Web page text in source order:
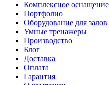
Комплексное оснащение
Портфолио
Оборудование для залов
Умные тренажеры
Производство
Блог
Доставка
Оплата
Гарантия